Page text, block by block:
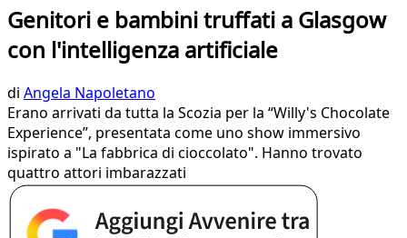
Genitori e bambini truffati a Glasgow
con l'intelligenza artificiale
di Angela Napoletano
Erano arrivati da tutta la Scozia per la “Willy's Chocolate
Experience”, presentata come uno show immersivo
ispirato a "La fabbrica di cioccolato". Hanno trovato
quattro attori imbarazzati